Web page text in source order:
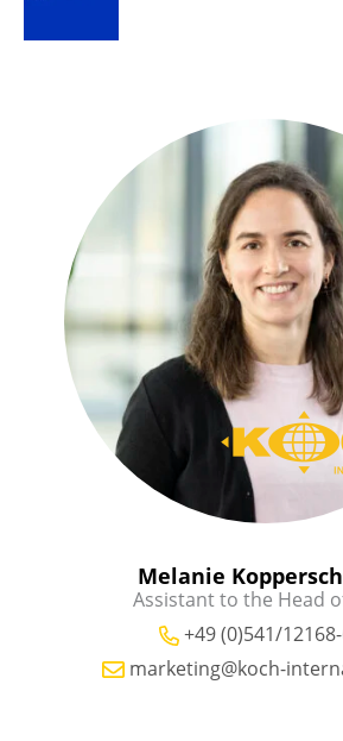
Melanie
Assistant to the Head
+49 (0)541/
marketing@koch-